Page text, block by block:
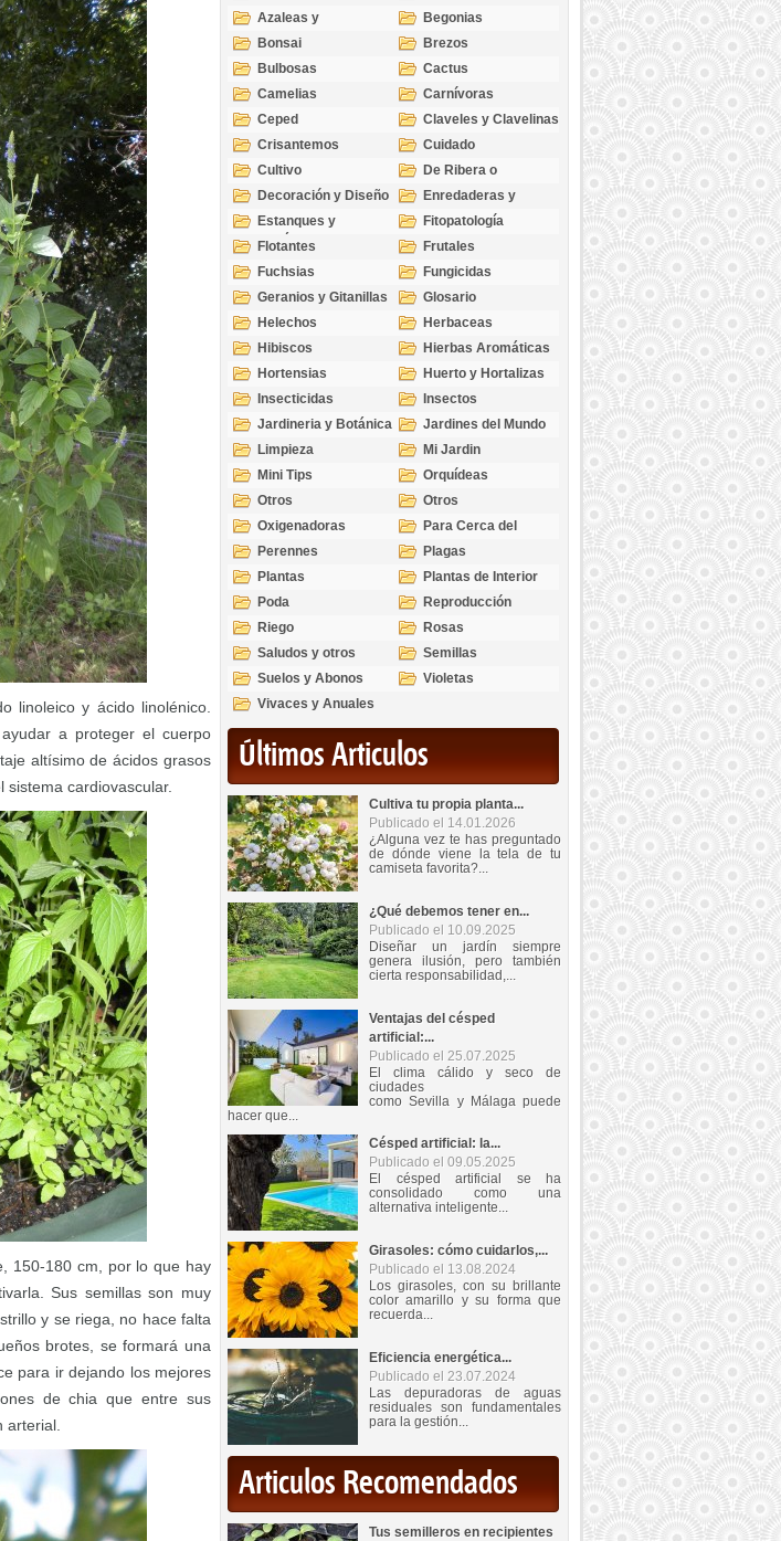
linoleico y ácido linolénico.
a proteger el cuerpo
altísimo de ácidos grasos
cardiovascular.
150-180 cm, por lo que hay
Sus semillas son muy
y se riega, no hace falta
brotes, se formará una
para ir dejando los mejores
de chia que entre sus
arterial.
Azaleas y
Rododendros
Begonias
Bonsai
Brezos
Bulbosas
Cactus
Camelias
Carnívoras
Ceped
Claveles y Clavelinas
Crisantemos
Cuidado
Cultivo
De Ribera o
Palustres
Decoración y Diseño
Enredaderas y
cubresuelos
Estanques y
Acuáticas
Fitopatología
Flotantes
Frutales
Fuchsias
Fungicidas
Geranios y Gitanillas
Glosario
Helechos
Herbaceas
Hibiscos
Hierbas Aromáticas
Hortensias
Huerto y Hortalizas
Insecticidas
Insectos
Jardineria y Botánica
Jardines del Mundo
Limpieza
Mi Jardin
Mini Tips
Orquídeas
Otros
Otros
Oxigenadoras
Para Cerca del
Estanque
Perennes
Plagas
Plantas
Plantas de Interior
Poda
Reproducción
Riego
Rosas
Saludos y otros
temas
Semillas
Suelos y Abonos
Violetas
Vivaces y Anuales
Últimos Articulos
Cultiva tu propia planta...
Publicado el 14.01.2026
¿Alguna vez te has preguntado
de dónde viene la tela de tu
camiseta favorita?...
¿Qué debemos tener en...
Publicado el 10.09.2025
Diseñar un jardín siempre
genera ilusión, pero también
cierta responsabilidad,...
Ventajas del césped
artificial:...
Publicado el 25.07.2025
El clima cálido y seco de
ciudades
como Sevilla y Málaga puede
hacer que...
Césped artificial: la...
Publicado el 09.05.2025
El césped artificial se ha
consolidado como una
alternativa inteligente...
Girasoles: cómo cuidarlos,...
Publicado el 13.08.2024
Los girasoles, con su brillante
color amarillo y su forma que
recuerda...
Eficiencia energética...
Publicado el 23.07.2024
Las depuradoras de aguas
residuales son fundamentales
para la gestión...
Articulos Recomendados
Tus semilleros en recipientes